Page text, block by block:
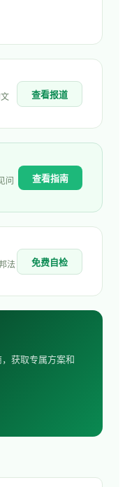
查看报道
问
查看指南
法
免费自检
获取专属方案和